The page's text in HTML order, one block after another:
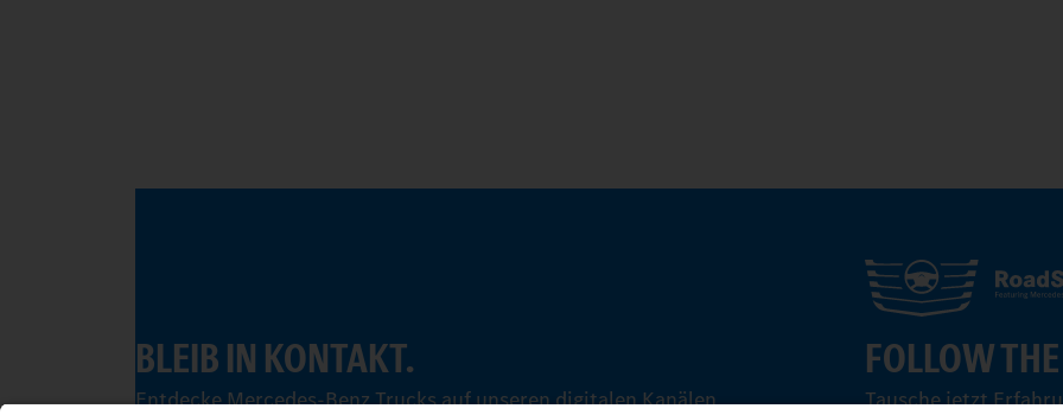
BLEIB IN KONTAKT.
Entdecke Mercedes-Benz Trucks auf unseren digitalen Kanälen.
FOLLOW
Tausche jetzt